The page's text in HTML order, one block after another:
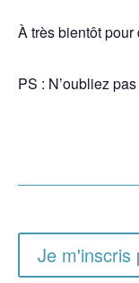
À très bientôt
PS : N’oubliez
Je m'inscris